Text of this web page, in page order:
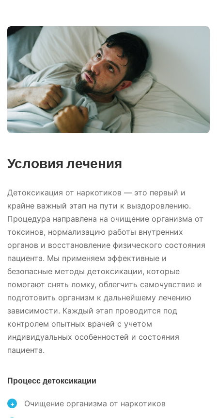
Условия лечения
Детоксикация от наркотиков — это первый и
крайне важный этап на пути к выздоровлению.
Процедура направлена на очищение организма от
токсинов, нормализацию работы внутренних
органов и восстановление физического состояния
пациента. Мы применяем эффективные и
безопасные методы детоксикации, которые
помогают снять ломку, облегчить самочувствие и
подготовить организм к дальнейшему лечению
зависимости. Каждый этап проводится под
контролем опытных врачей с учетом
индивидуальных особенностей и состояния
пациента.
Процесс детоксикации
+
Очищение организма от наркотиков